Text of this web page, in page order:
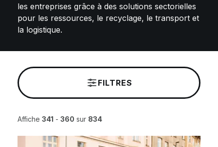
les entreprises grâce à des solutions sectorielles
pour les ressources, le recyclage, le transport et
la logistique.
FILTRES
Affiche 341 - 360 sur 834